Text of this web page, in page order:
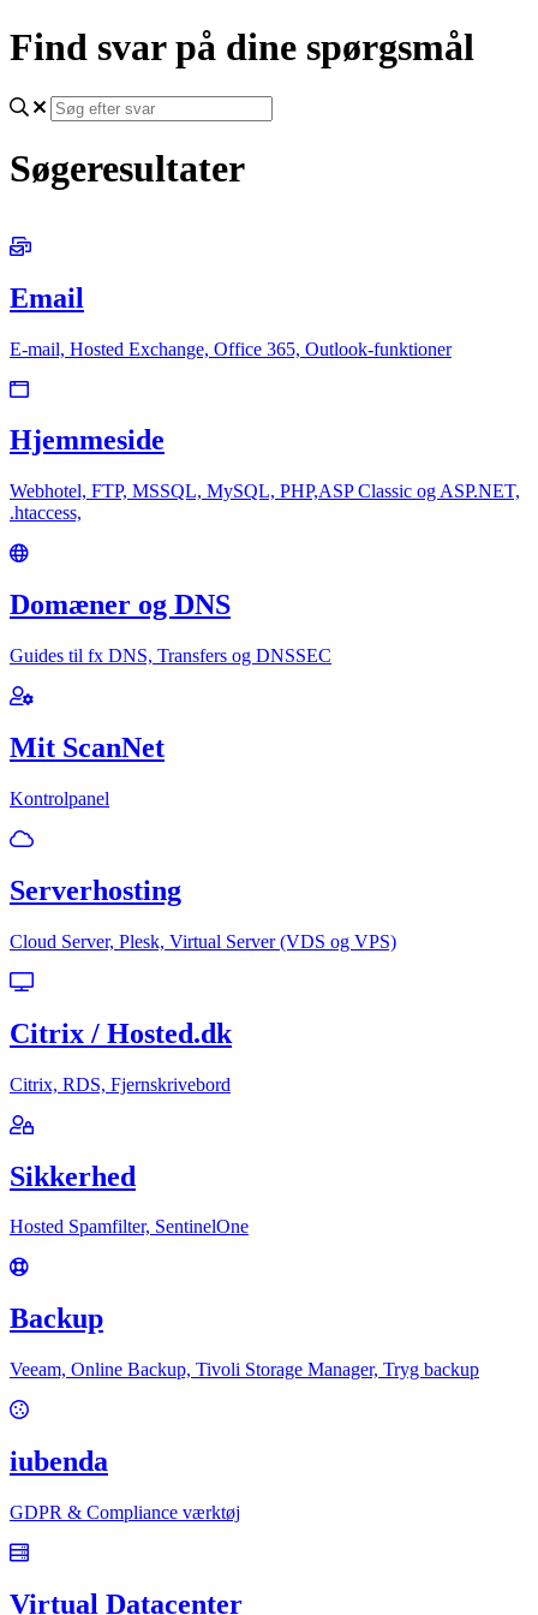
Find svar på dine spørgsmål
Søgeresultater
Email
E-mail, Hosted Exchange, Office 365, Outlook-funktioner
Hjemmeside
Webhotel, FTP, MSSQL, MySQL, PHP,ASP Classic og ASP.NET,
.htaccess,
Domæner og DNS
Guides til fx DNS, Transfers og DNSSEC
Mit ScanNet
Kontrolpanel
Serverhosting
Cloud Server, Plesk, Virtual Server (VDS og VPS)
Citrix / Hosted.dk
Citrix, RDS, Fjernskrivebord
Sikkerhed
Hosted Spamfilter, SentinelOne
Backup
Veeam, Online Backup, Tivoli Storage Manager, Tryg backup
iubenda
GDPR & Compliance værktøj
Virtual Datacenter